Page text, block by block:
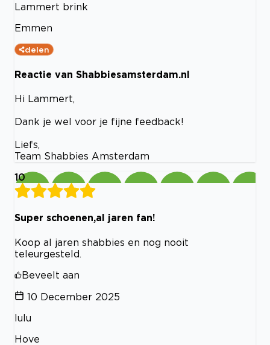
Lammert brink
Emmen
delen
Reactie van Shabbiesamsterdam.nl
Hi Lammert,
Dank je wel voor je fijne feedback!
Liefs,
Team Shabbies Amsterdam
10
Super schoenen,al jaren fan!
Koop al jaren shabbies en nog nooit
teleurgesteld.
Beveelt aan
10 December 2025
lulu
Hove